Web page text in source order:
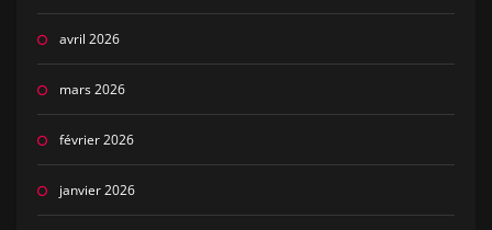
avril 2026
mars 2026
février 2026
janvier 2026